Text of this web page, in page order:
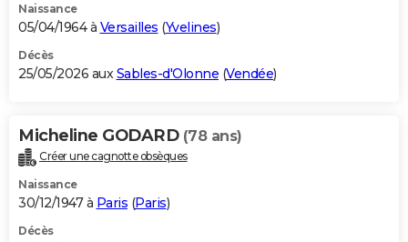
Naissance
05/04/1964 à Versailles (Yvelines)
Décès
25/05/2026 auxSables-d'Olonne (Vendée)
Micheline GODARD (78 ans)
Créer une cagnotte obsèques
Naissance
30/12/1947 à Paris (Paris)
Décès